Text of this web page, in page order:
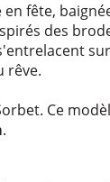
en fête,
des
rêve.
Ce
.